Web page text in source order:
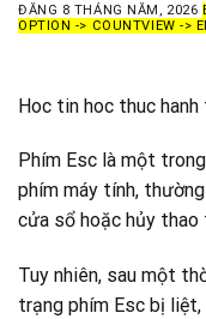
ĐĂNG 8 THÁNG NĂM, 2026
OPTION -> COUNTVIEW ->
Hoc tin hoc thuc hanh
Phím Esc là một
phím máy tính,
cửa sổ hoặc hủy thao
Tuy nhiên, sau một
trạng phím Esc bị